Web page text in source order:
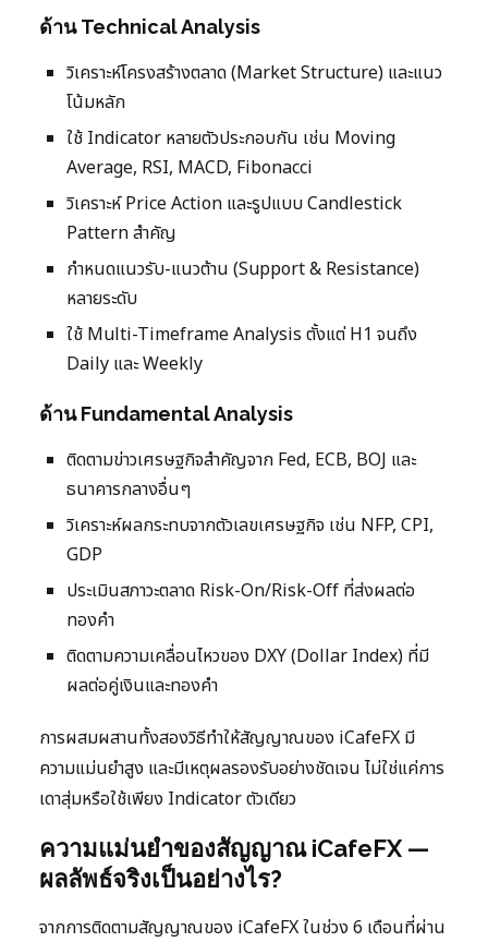
ด้าน Technical Analysis
วิเคราะห์โครงสร้างตลาด (Market Structure) และแนว
โน้มหลัก
ใช้ Indicator หลายตัวประกอบกัน เช่น Moving
Average, RSI, MACD, Fibonacci
วิเคราะห์ Price Action และรูปแบบ Candlestick
Pattern สำคัญ
กำหนดแนวรับ-แนวต้าน (Support & Resistance)
หลายระดับ
ใช้ Multi-Timeframe Analysis ตั้งแต่ H1 จนถึง
Daily และ Weekly
ด้าน Fundamental Analysis
ติดตามข่าวเศรษฐกิจสำคัญจาก Fed, ECB, BOJ และ
ธนาคารกลางอื่นๆ
วิเคราะห์ผลกระทบจากตัวเลขเศรษฐกิจ เช่น NFP, CPI,
GDP
ประเมินสภาวะตลาด Risk-On/Risk-Off ที่ส่งผลต่อ
ทองคำ
ติดตามความเคลื่อนไหวของ DXY (Dollar Index) ที่มี
ผลต่อคู่เงินและทองคำ
การผสมผสานทั้งสองวิธีทำให้สัญญาณของ iCafeFX มี
ความแม่นยำสูง และมีเหตุผลรองรับอย่างชัดเจน ไม่ใช่แค่การ
เดาสุ่มหรือใช้เพียง Indicator ตัวเดียว
ความแม่นยำของสัญญาณ iCafeFX —
ผลลัพธ์จริงเป็นอย่างไร?
จากการติดตามสัญญาณของ iCafeFX ในช่วง 6 เดือนที่ผ่าน